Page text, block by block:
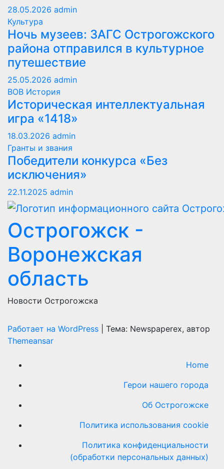
28.05.2026 admin
Культура
Ночь музеев: ЗАГС Острогожского
района отправился в культурное
путешествие
25.05.2026 admin
ВОВ История
Историческая интеллектуальная
игра «1418»
18.03.2026 admin
Гранты и звания
Победители конкурса «Без
исключения»
22.11.2025 admin
Острогожск -
Воронежская
область
Новости Острогожска
Работает на WordPress
Тема: Newspaperex, автор
Themeansar
Home
Герои нашего города
Об Острогожске
Политика использования cookie
Политика конфиденциальности
(обработки персональных данных)